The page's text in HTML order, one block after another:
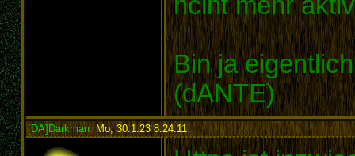
Bin ja
(dANTE)
[DA]Darkman, Mo, 30.1.23 8:24:11: